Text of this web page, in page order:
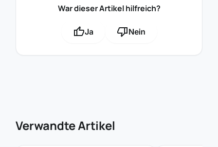
War dieser Artikel hilfreich?
thumb_upJa thumb_downNein
Verwandte Artikel